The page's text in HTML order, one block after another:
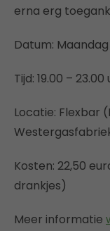
erna erg
Datum:
Tijd: 19.00 – 23.00
Locatie: Flexbar
Kosten: 22,50
drankjes)
Meer informatie